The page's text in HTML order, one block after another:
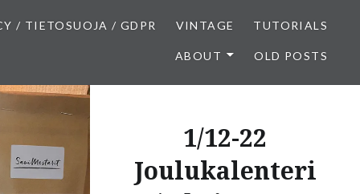
/ TIETOSUOJA / GDPR VINTAGE TUTORIALS
ABOUT OLD POSTS
1/12-22
Joulukalenteri